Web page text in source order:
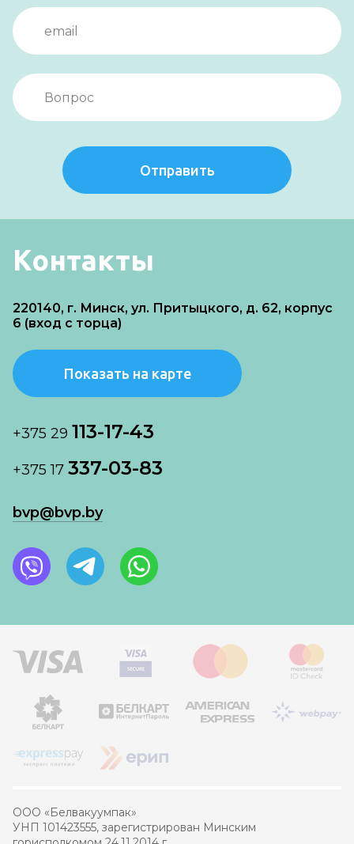
Отправить
Контакты
220140, г. Минск, ул. Притыцкого, д. 62, корпус
6 (вход с торца)
Показать на карте
+375 29 113-17-43
+375 17 337-03-83
bvp@bvp.by
ООО «Белвакуумпак»
УНП 101423555, зарегистрирован Минским